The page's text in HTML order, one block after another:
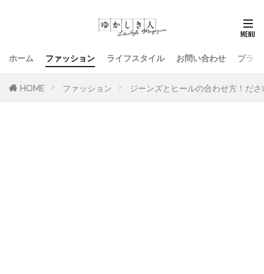
ホーム ファッション ライフスタイル お問い合わせ プラ
HOME ファッション ジーンズとヒールの合わせ方！だ